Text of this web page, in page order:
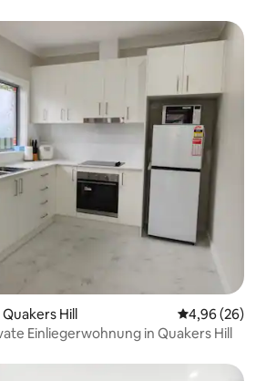
Hill
4,96 (26)
Einliegerwohnung in Quakers Hill